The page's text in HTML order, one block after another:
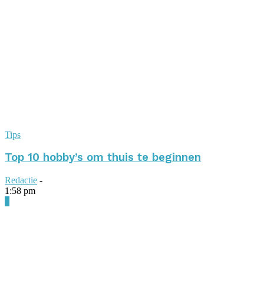
Tips
Top 10 hobby’s om thuis te beginnen
Redactie -
1:58 pm